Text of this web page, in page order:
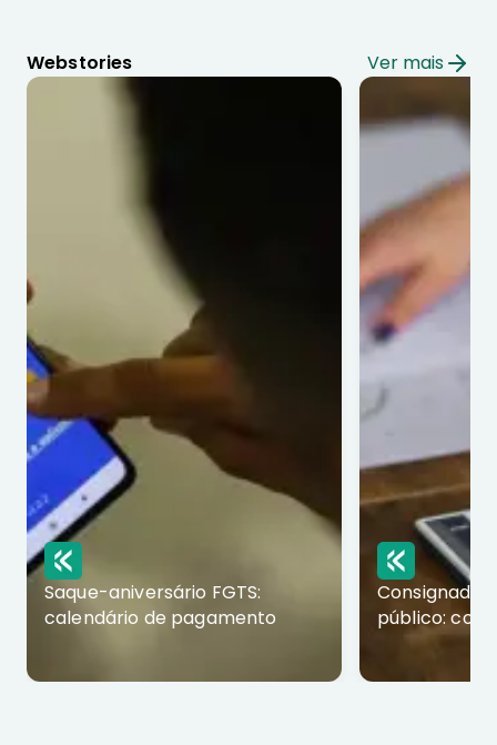
Webstories Ver mais
Saque-aniversário FGTS:
calendário de pagamento
Consignado
público: